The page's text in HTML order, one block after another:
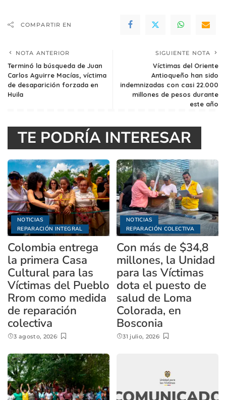
COMPARTIR EN
NOTA ANTERIOR
Terminó la búsqueda de Juan
Carlos Aguirre Macías, víctima
de desaparición forzada en
Huila
SIGUIENTE NOTA
Víctimas del Oriente
Antioqueño han sido
indemnizadas con casi 22.000
millones de pesos durante
este año
TE PODRÍA INTERESAR
NOTICIAS
REPARACIÓN INTEGRAL
Colombia entrega
la primera Casa
Cultural para las
Víctimas del Pueblo
Rrom como medida
de reparación
colectiva
3 agosto, 2026
NOTICIAS
REPARACIÓN COLECTIVA
Con más de $34,8
millones, la Unidad
para las Víctimas
dota el puesto de
salud de Loma
Colorada, en
Bosconia
31 julio, 2026